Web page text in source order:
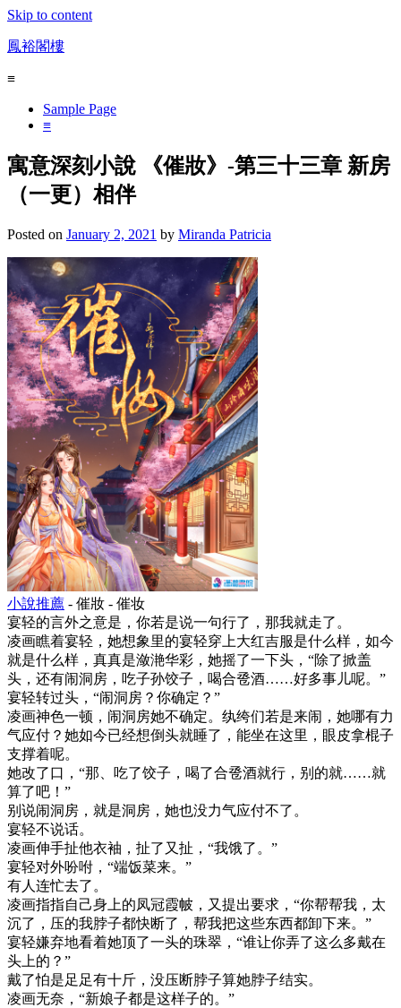
Skip to content
鳳裕閣樓
≡
Sample Page
≡
寓意深刻小說 《催妝》-第三十三章 新房
（一更）相伴
Posted on January 2, 2021 by Miranda Patricia
小說推薦 - 催妝 - 催妆
宴轻的言外之意是，你若是说一句行了，那我就走了。
凌画瞧着宴轻，她想象里的宴轻穿上大红吉服是什么样，如今
就是什么样，真真是潋滟华彩，她摇了一下头，“除了掀盖
头，还有闹洞房，吃子孙饺子，喝合卺酒……好多事儿呢。”
宴轻转过头，“闹洞房？你确定？”
凌画神色一顿，闹洞房她不确定。纨绔们若是来闹，她哪有力
气应付？她如今已经想倒头就睡了，能坐在这里，眼皮拿棍子
支撑着呢。
她改了口，“那、吃了饺子，喝了合卺酒就行，别的就……就
算了吧！”
别说闹洞房，就是洞房，她也没力气应付不了。
宴轻不说话。
凌画伸手扯他衣袖，扯了又扯，“我饿了。”
宴轻对外吩咐，“端饭菜来。”
有人连忙去了。
凌画指指自己身上的凤冠霞帔，又提出要求，“你帮帮我，太
沉了，压的我脖子都快断了，帮我把这些东西都卸下来。”
宴轻嫌弃地看着她顶了一头的珠翠，“谁让你弄了这么多戴在
头上的？”
戴了怕是足足有十斤，没压断脖子算她脖子结实。
凌画无奈，“新娘子都是这样子的。”